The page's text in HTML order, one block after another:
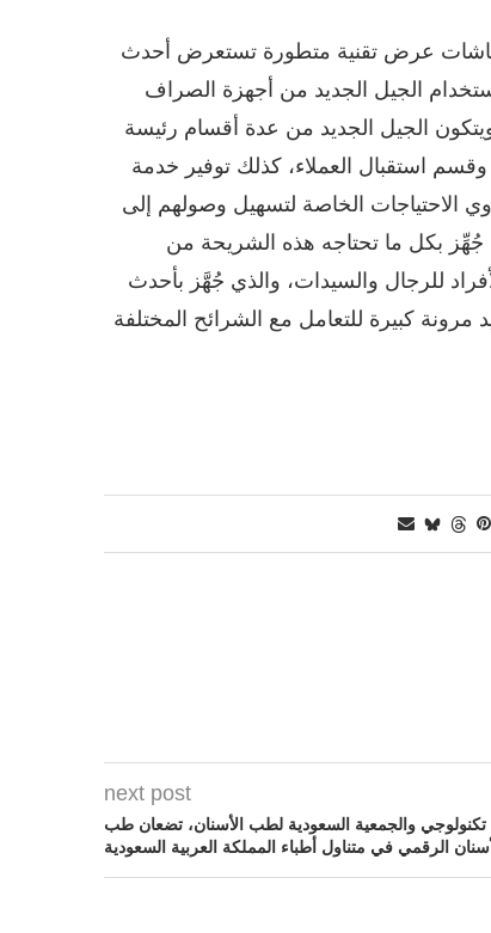
شاشات عرض تقنية متطورة تستعرض أحدث
الجيل الجديد من أجهزة الصراف
الجيل الجديد من عدة أقسام رئيسة
استقبال العملاء، كذلك توفير خدمة
الخاصة لتسهيل وصولهم إلى
بكل ما تحتاجه هذه الشريحة من
للرجال والسيدات، والذي جُهَّز بأحدث
كبيرة للتعامل مع الشرائح المختلفة
next post
تكنولوجي والجمعية السعودية لطب الأسنان، تضعان طب
الرقمي في متناول أطباء المملكة العربية السعودية